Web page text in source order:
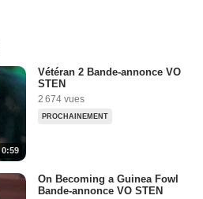
0:59
Vétéran 2 Bande-annonce VO
STEN
2 674 vues
PROCHAINEMENT
On Becoming a Guinea Fowl
Bande-annonce VO STEN